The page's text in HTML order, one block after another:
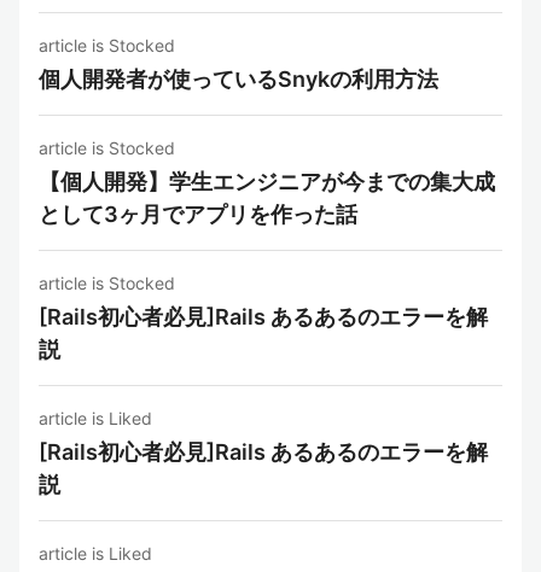
article is Stocked
個人開発者が使っているSnykの利用方法
article is Stocked
【個人開発】学生エンジニアが今までの集大成
として3ヶ月でアプリを作った話
article is Stocked
[Rails初心者必見]Rails あるあるのエラーを解
説
article is Liked
[Rails初心者必見]Rails あるあるのエラーを解
説
article is Liked